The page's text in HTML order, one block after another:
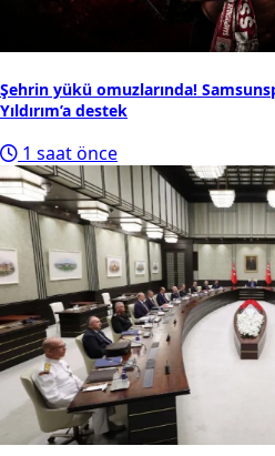
Şehrin yükü omuzlarında!
Yıldırım’a destek
1 saat önce